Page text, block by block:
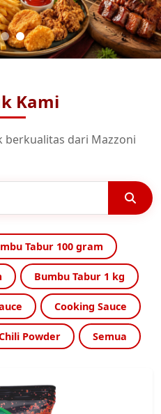
Kami
dari Mazzoni
Tabur 100 gram
Bumbu Tabur 1 kg
Cooking Sauce
Powder Semua